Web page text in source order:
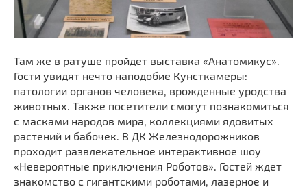
Там же в ратуше пройдет выставка «Анатомикус».
Гости увидят нечто наподобие Кунсткамеры:
патологии органов человека, врожденные уродства
животных. Также посетители смогут познакомиться
с масками народов мира, коллекциями ядовитых
растений и бабочек. В ДК Железнодорожников
проходит развлекательное интерактивное шоу
«Невероятные приключения Роботов». Гостей ждет
знакомство с гигантскими роботами, лазерное и